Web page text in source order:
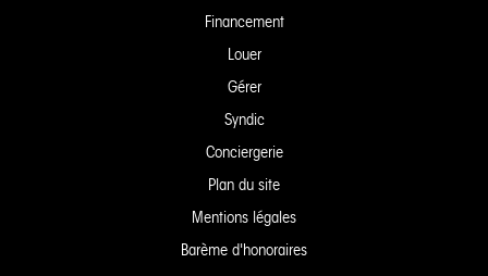
Financement
Louer
Gérer
Syndic
Conciergerie
Plan du site
Mentions légales
Barème d'honoraires